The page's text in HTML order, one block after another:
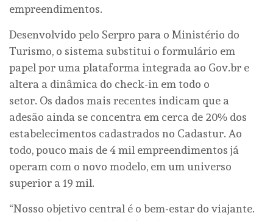
empreendimentos.
Desenvolvido pelo Serpro para o Ministério do
Turismo, o sistema substitui o formulário em
papel por uma plataforma integrada ao Gov.br e
altera a dinâmica do check-in em todo o
setor. Os dados mais recentes indicam que a
adesão ainda se concentra em cerca de 20% dos
estabelecimentos cadastrados no Cadastur. Ao
todo, pouco mais de 4 mil empreendimentos já
operam com o novo modelo, em um universo
superior a 19 mil.
“Nosso objetivo central é o bem-estar do viajante.